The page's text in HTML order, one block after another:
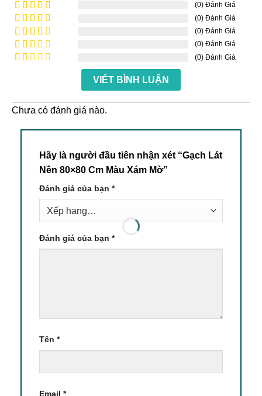
Được xếp
hạng 5
sao
(0) Đánh Giá
Được
xếp
hạng 4
5 sao
(0) Đánh Giá
Được
xếp
(0) Đánh Giá
Được
(0) Đánh Giá
5
(0) Đánh Giá
VIẾT BÌNH LUẬN
Chưa có đánh giá nào.
Hãy là người đầu tiên nhận xét “Gạch Lát
Nền 80×80 Cm Màu Xám Mờ”
Đánh giá của bạn *
Đánh giá của bạn *
Tên *
Email *